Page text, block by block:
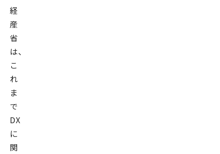
経
産
省
は、
こ
れ
ま
で
DX
に
関